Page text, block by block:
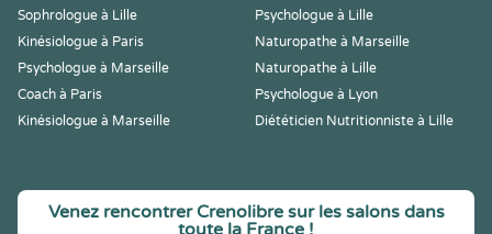
Sophrologue à Lille
Psychologue à Lille
Kinésiologue à Paris
Naturopathe à Marseille
Psychologue à Marseille
Naturopathe à Lille
Coach à Paris
Psychologue à Lyon
Kinésiologue à Marseille
Diététicien Nutritionniste à Lille
Venez rencontrer Crenolibre sur les salons dans
toute la France !